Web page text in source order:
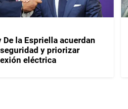
De la Espriella acuerdan
y priorizar
eléctrica